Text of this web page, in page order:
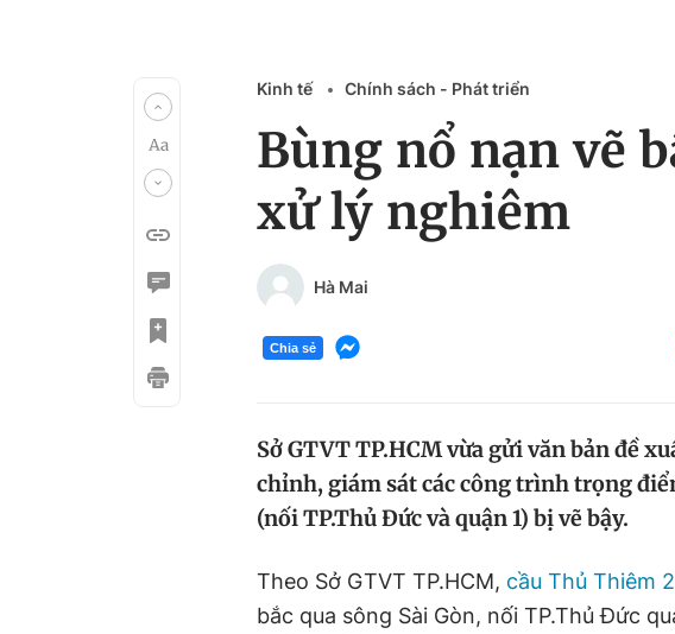
Kinh tế Chính sách - Phát triển
Bùng nổ nạn vẽ
xử lý nghiêm
Hà Mai
Chia sẻ
Sở GTVT TP.HCM vừa gửi văn bản đề
chỉnh, giám sát các công trình trọng
(nối TP.Thủ Đức và quận 1) bị vẽ bậy.
Theo Sở GTVT TP.HCM, cầu Thủ Thiêm 2
bắc qua sông Sài Gòn, nối TP.Thủ Đức